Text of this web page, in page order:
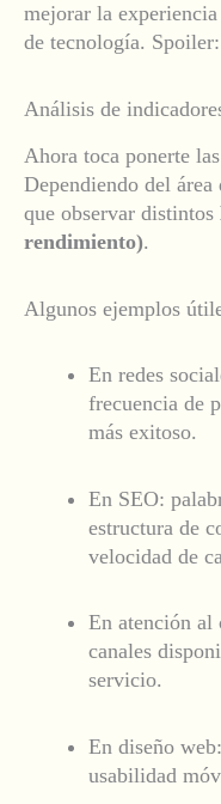
mejorar la
de tecnología.
Análisis de
Ahora toca ponerte
Dependiendo del
que observar distintos
rendimiento).
Algunos ejemplos
En redes
frecuencia de
más exitoso.
En SEO:
estructura de
velocidad de
En atención al
canales
servicio.
En diseño
usabilidad